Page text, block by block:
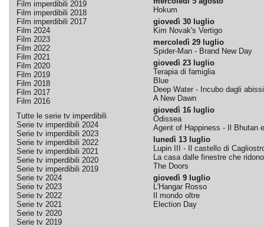
Film imperdibili 2019
Film imperdibili 2018
Film imperdibili 2017
Film 2024
Film 2023
Film 2022
Film 2021
Film 2020
Film 2019
Film 2018
Film 2017
Film 2016
Tutte le serie tv imperdibili
Serie tv imperdibili 2024
Serie tv imperdibili 2023
Serie tv imperdibili 2022
Serie tv imperdibili 2021
Serie tv imperdibili 2020
Serie tv imperdibili 2019
Serie tv 2024
Serie tv 2023
Serie tv 2022
Serie tv 2021
Serie tv 2020
Serie tv 2019
Hokum
giovedì 30 luglio
Kim Novak's Vertigo
mercoledì 29 luglio
Spider-Man - Brand New Day
giovedì 23 luglio
Terapia di famiglia
Blue
Deep Water - Incubo dagli abissi
A New Dawn
giovedì 16 luglio
Odissea
Agent of Happiness - Il Bhutan
lunedì 13 luglio
Lupin III - Il castello di
La casa dalle finestre che ridono
The Doors
giovedì 9 luglio
L'Hangar Rosso
Il mondo oltre
Election Day